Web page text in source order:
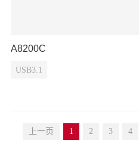
A8200C
USB3.1
上一页 1 2 3 4